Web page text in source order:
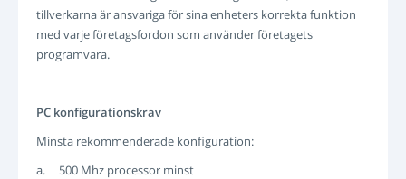
tillverkarna är ansvariga för sina enheters korrekta funktion
med varje företagsfordon som använder företagets
programvara.
PC konfigurationskrav
Minsta rekommenderade konfiguration:
a. 500 Mhz processor minst